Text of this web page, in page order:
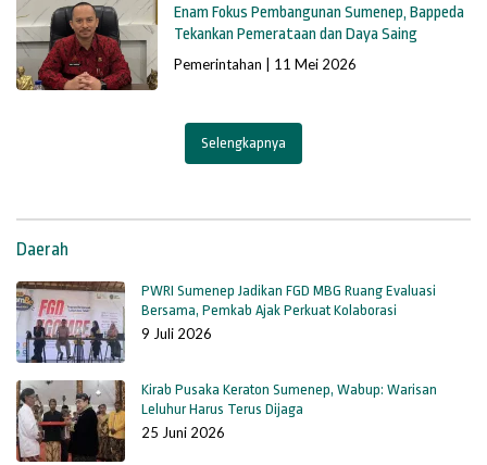
Enam Fokus Pembangunan Sumenep, Bappeda
Tekankan Pemerataan dan Daya Saing
Pemerintahan 11 Mei 2026
Selengkapnya
Daerah
PWRI Sumenep Jadikan FGD MBG Ruang Evaluasi
Bersama, Pemkab Ajak Perkuat Kolaborasi
9 Juli 2026
Kirab Pusaka Keraton Sumenep, Wabup: Warisan
Leluhur Harus Terus Dijaga
25 Juni 2026